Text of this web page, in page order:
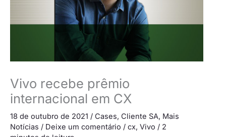
Vivo recebe prêmio
internacional em CX
18 de outubro de 2021 / Cases, Cliente SA, Mais
Notícias / Deixe um comentário / cx, Vivo / 2